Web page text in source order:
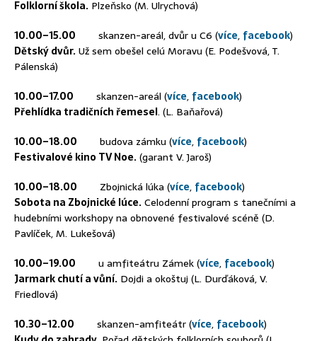
Folklorní škola. Plzeňsko (M. Ulrychová)
10.00–15.00 skanzen-areál, dvůr u C6 (více, facebook)
Dětský dvůr.Už sem obešel celú Moravu (E. Podešvová, T.
Pálenská)
10.00–17.00 skanzen-areál (více, facebook)
Přehlídka tradičních řemesel. (L. Baňařová)
10.00–18.00 budova zámku (více, facebook)
Festivalové kino TV Noe.(garant V. Jaroš)
10.00–18.00 Zbojnická lúka (více, facebook)
Sobota na Zbojnické lúce.Celodenní program s tanečními a
hudebními workshopy na obnovené festivalové scéně (D.
Pavlíček, M. Lukešová)
10.00–19.00 u amfiteátru Zámek (více, facebook)
Jarmark chutí a vůní. Dojdi a okoštuj (L. Durďáková, V.
Friedlová)
10.30–12.00 skanzen-amfiteátr (více, facebook)